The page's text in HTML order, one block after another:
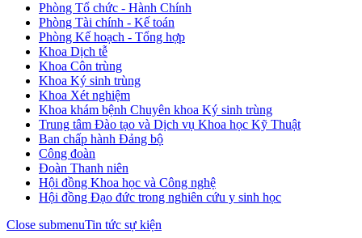
Phòng Tổ chức - Hành Chính
Phòng Tài chính - Kế toán
Phòng Kế hoạch - Tổng hợp
Khoa Dịch tễ
Khoa Côn trùng
Khoa Ký sinh trùng
Khoa Xét nghiệm
Khoa khám bệnh Chuyên khoa Ký sinh trùng
Trung tâm Đào tạo và Dịch vụ Khoa học Kỹ Thuật
Ban chấp hành Đảng bộ
Công đoàn
Đoàn Thanh niên
Hội đồng Khoa học và Công nghệ
Hội đồng Đạo đức trong nghiên cứu y sinh học
Close submenuTin tức sự kiện